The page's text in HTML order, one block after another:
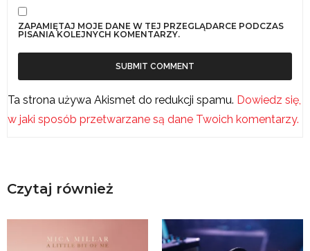
ZAPAMIĘTAJ MOJE DANE W TEJ PRZEGLĄDARCE PODCZAS
PISANIA KOLEJNYCH KOMENTARZY.
Ta strona używa Akismet do redukcji spamu. Dowiedz się,
w jaki sposób przetwarzane są dane Twoich komentarzy.
Czytaj również